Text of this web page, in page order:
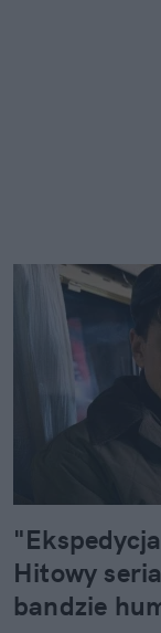
Hitowy
bandzie